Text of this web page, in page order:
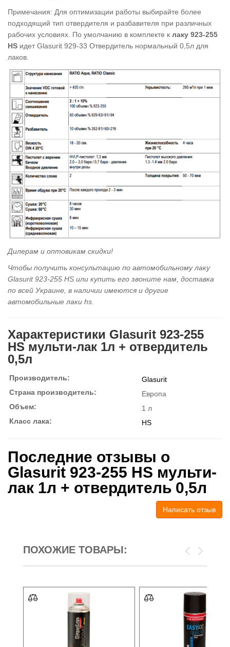
Примечания: Для оптимизации работы выбирайте более
подходящий тип отвердителя и разбавителя при различных
рабочих условиях. По умолчанию в комплекте к лаку 923-255
HS идет Glasurit 929-33 Отвердитель нормальный 0,5л для
лаков
Дилерам и оптовикам скидки!
Чтобы получить консультацию по автомобильномулаку
Glasurit 923-255 HS или купить его звоните нам, доставка
по всей Украине, в наличии имеются и другие
автомобильные лаки hs.
Характеристики Glasurit 923-255
HS мульти-лак 1л + отвердитель
0,5л
Производитель:
Glasurit
Страна производитель:
Европа
Объем:
1 л
Класс лака:
HS
Последние отзывы о
Glasurit 923-255 HS мульти-
лак 1л + отвердитель 0,5л
Написать отзыв
ПОХОЖИЕ ТОВАРЫ: